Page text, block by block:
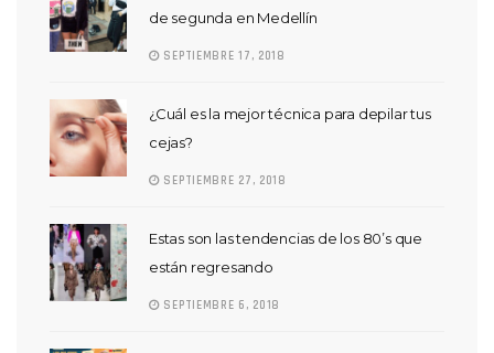
de segunda en Medellín
SEPTIEMBRE 17, 2018
¿Cuál es la mejor técnica para depilar tus
cejas?
SEPTIEMBRE 27, 2018
Estas son las tendencias de los 80’s que
están regresando
SEPTIEMBRE 6, 2018